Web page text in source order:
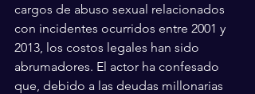
cargos de abuso sexual relacionados
con incidentes ocurridos entre 2001 y
2013, los costos legales han sido
abrumadores. El actor ha confesado
que, debido a las deudas millonarias